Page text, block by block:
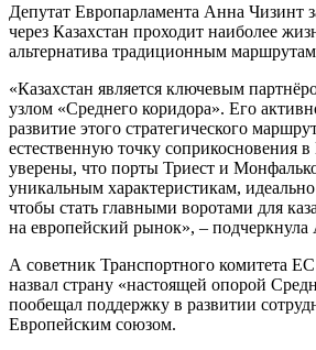
Депутат Европарламента Анна Чизинт
через Казахстан проходит наиболее
альтернатива традиционным
«Казахстан является ключевым
узлом «Среднего коридора». Его
развитие этого стратегического
естественную точку соприкосновения
уверены, что порты Триест и
уникальным характеристикам,
чтобы стать главными воротами для
на европейский рынок», – подчеркнула
А советник Транспортного комитета
назвал страну «настоящей опорой
пообещал поддержку в развитии
Европейским союзом.